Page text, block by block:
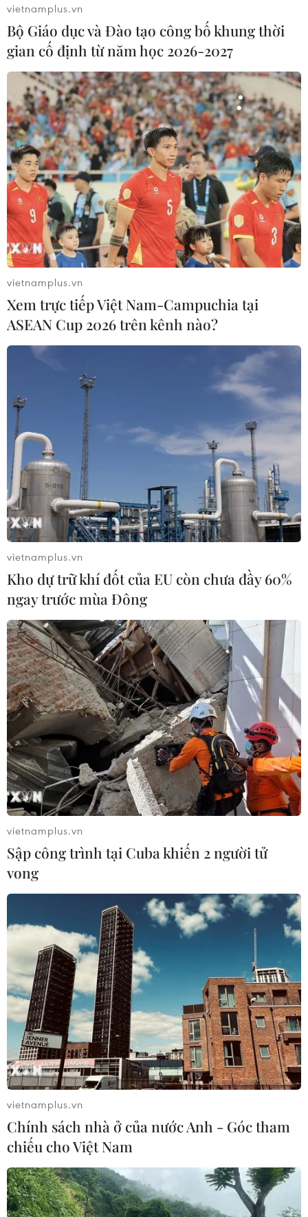
#Ngày thành lập quân đội
#Ngày 22/12
#Trao kỷ niệm chương
#Cựu Chiến binh
#Quân đội nhân dân Việt Nam
#Thương binh liệt sĩ
#Chất độc da cam
#Hội Cựu chiến binh TTXVN
TP. Hà Nội
Theo dõi VietnamPlus
TIN LIÊN QUAN
Bảo vệ chủ quyền trên biển - Nhiệm vụ
đặc biệt của tập đoàn PVN
Bên cạnh nhiệm vụ phát triển kinh tế đất nước, PVN còn
góp phần bảo vệ chủ quyền Tổ quốc trên biển, nơi
những dự án dầu khí đang triển khai.
Tăng sự lãnh đạo của Đảng với vận động
xây dựng nông thôn mới
15/12/2016 14:21
Thường trực Ban Bí thư ban hành Chỉ thị về tăng cường
sự lãnh đạo của Đảng đối với cuộc vận động "Toàn dân
đoàn kết xây dựng nông thôn mới, đô thị văn minh."
vietnamplus.vn
Bộ Giáo dục và Đào tạo công bố khung thời
gian cố định từ năm học 2026-2027
vietnamplus.vn
Xem trực tiếp Việt Nam-Campuchia tại
ASEAN Cup 2026 trên kênh nào?
vietnamplus.vn
Kho dự trữ khí đốt của EU còn chưa đầy 60%
ngay trước mùa Đông
vietnamplus.vn
Sập công trình tại Cuba khiến 2 người tử
vong
vietnamplus.vn
Chính sách nhà ở của nước Anh - Góc tham
chiếu cho Việt Nam